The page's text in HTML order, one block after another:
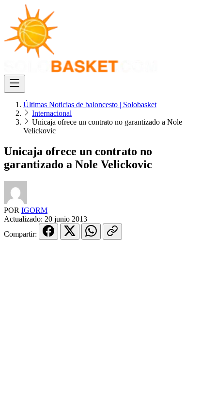
Últimas Noticias de baloncesto | Solobasket
Internacional
Unicaja ofrece un contrato no garantizado a Nole
Velickovic
Unicaja ofrece un contrato no
garantizado a Nole Velickovic
POR IGORM
Actualizado: 20 junio 2013
Compartir: